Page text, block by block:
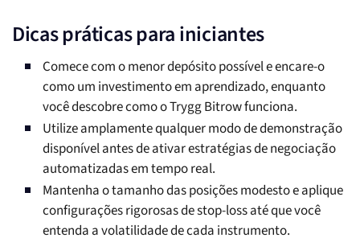
Dicas práticas para iniciantes
Comece com o menor depósito possível e encare-o
como um investimento em aprendizado, enquanto
você descobre como o Trygg Bitrow funciona.
Utilize amplamente qualquer modo de demonstração
disponível antes de ativar estratégias de negociação
automatizadas em tempo real.
Mantenha o tamanho das posições modesto e aplique
configurações rigorosas de stop-loss até que você
entenda a volatilidade de cada instrumento.